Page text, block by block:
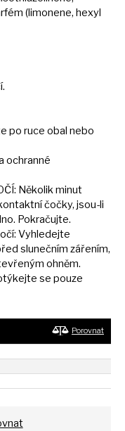
(limonene, hexyl
po ruce obal nebo
ochranné
Několik minut
čočky, jsou-li
Pokračujte.
Vyhledejte
slunečním zářením,
ohněm.
se pouze
Porovnat